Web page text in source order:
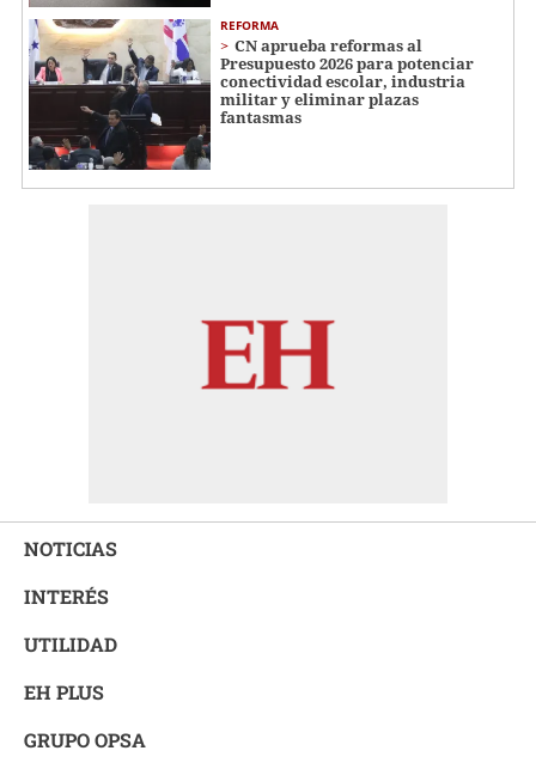
REFORMA
CN aprueba reformas al
Presupuesto 2026 para potenciar
conectividad escolar, industria
militar y eliminar plazas
fantasmas
NOTICIAS
INTERÉS
UTILIDAD
EH PLUS
GRUPO OPSA